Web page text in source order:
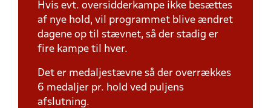
Hvis evt. oversidderkampe ikke besættes
af nye hold, vil programmet blive ændret
dagene op til stævnet, så der stadig er
fire kampe til hver.
Det er medaljestævne så der overrækkes
6 medaljer pr. hold ved puljens
afslutning.